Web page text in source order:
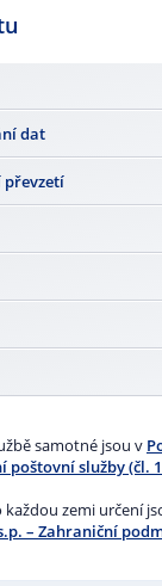
dat
všechny druhy
podací archa pro
API rozhraní
zásilky pošta
výši 908 Kč. Za
pošta odpovídá
zjišťuje s přesností
samotné jsou v
poštovní služby (čl.
zemi určení
– Zahraniční